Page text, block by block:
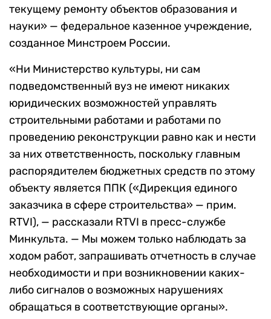
текущему ремонту объектов образования и
науки» — федеральное казенное учреждение,
созданное Минстроем России.
«Ни Министерство культуры, ни сам
подведомственный вуз не имеют никаких
юридических возможностей управлять
строительными работами и работами по
проведению реконструкции равно как и нести
за них ответственность, поскольку главным
распорядителем бюджетных средств по этому
объекту является ППК («Дирекция единого
заказчика в сфере строительства» — прим.
RTVI), — рассказали RTVI в пресс-службе
Минкульта. — Мы можем только наблюдать за
ходом работ, запрашивать отчетность в случае
необходимости и при возникновении каких-
либо сигналов о возможных нарушениях
обращаться в соответствующие органы».